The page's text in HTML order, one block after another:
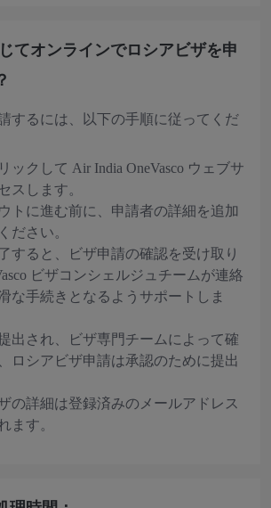
てオンラインでロシアビザを申
するには、以下の手順に従ってくだ
ックして Air India OneVasco ウェブサ
スします。
トに進む前に、申請者の詳細を追加
ださい。
すると、ビザ申請の確認を受け取り
ビザコンシェルジュチームが連絡
な手続きとなるようサポートしま
出され、ビザ専門チームによって確
ロシアビザ申請は承認のために提出
の詳細は登録済みのメールアドレス
ます。